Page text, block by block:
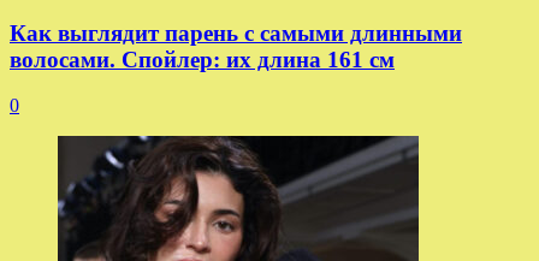
Как выглядит парень с самыми длинными
волосами. Спойлер: их длина 161 см
0